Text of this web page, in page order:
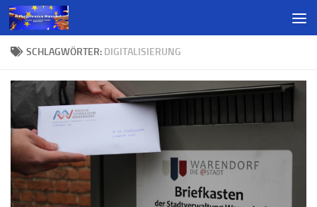
SCHLAGWÖRTER: DIGITALISIERUNG